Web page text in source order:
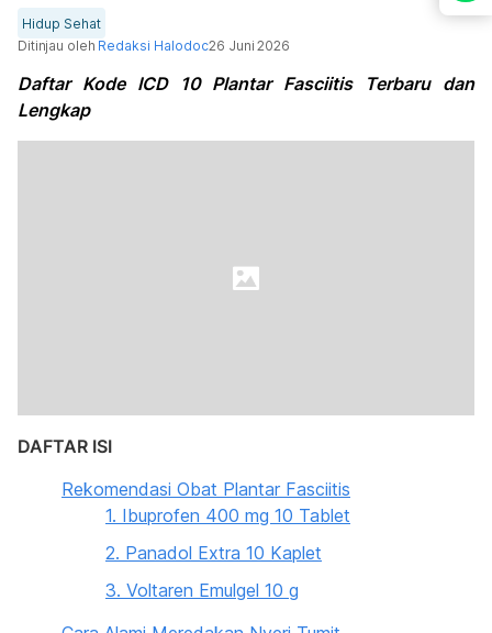
Hidup Sehat
Ditinjau oleh Redaksi Halodoc26 Juni 2026
Daftar Kode ICD 10 Plantar Fasciitis Terbaru dan
Lengkap
DAFTAR ISI
Rekomendasi Obat Plantar Fasciitis
1. Ibuprofen 400 mg 10 Tablet
2. Panadol Extra 10 Kaplet
3. Voltaren Emulgel 10 g